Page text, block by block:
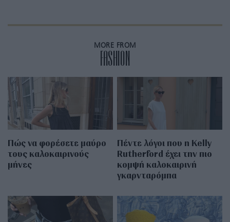
MORE FROM
FASHION
Πώς να φορέσετε μαύρο
τους καλοκαιρινούς
μήνες
Πέντε λόγοι που η Kelly
Rutherford έχει την πιο
κομψή καλοκαιρινή
γκαρνταρόμπα